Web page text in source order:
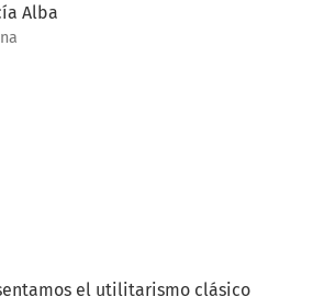
Alba
el utilitarismo clásico